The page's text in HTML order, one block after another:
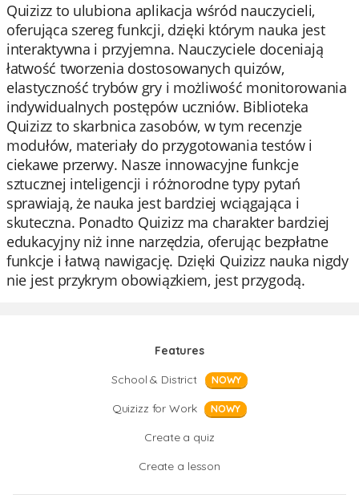
Quizizz to ulubiona aplikacja wśród nauczycieli,
oferująca szereg funkcji, dzięki którym nauka jest
interaktywna i przyjemna. Nauczyciele doceniają
łatwość tworzenia dostosowanych quizów,
elastyczność trybów gry i możliwość monitorowania
indywidualnych postępów uczniów. Biblioteka
Quizizz to skarbnica zasobów, w tym recenzje
modułów, materiały do przygotowania testów i
ciekawe przerwy. Nasze innowacyjne funkcje
sztucznej inteligencji i różnorodne typy pytań
sprawiają, że nauka jest bardziej wciągająca i
skuteczna. Ponadto Quizizz ma charakter bardziej
edukacyjny niż inne narzędzia, oferując bezpłatne
funkcje i łatwą nawigację. Dzięki Quizizz nauka nigdy
nie jest przykrym obowiązkiem, jest przygodą.
Features
School & District
NOWY
Quizizz for Work NOWY
Create a quiz
Create a lesson